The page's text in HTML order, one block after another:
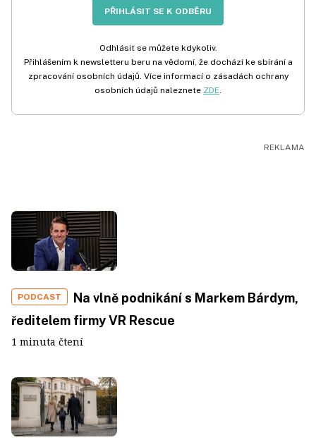
PŘIHLÁSIT SE K ODBĚRU
Odhlásit se můžete kdykoliv.
Přihlášením k newsletteru beru na vědomí, že dochází ke sbírání a
zpracování osobních údajů. Více informací o zásadách ochrany
osobních údajů naleznete ZDE.
PODCAST
Na vlně podnikání s Markem Bárdym,
ředitelem firmy VR Rescue
1 minuta čtení